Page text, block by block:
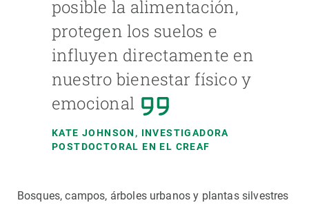
posible la alimentación,
protegen los suelos e
influyen directamente en
nuestro bienestar físico y
emocional
KATE JOHNSON, INVESTIGADORA
POSTDOCTORAL EN EL CREAF
Bosques, campos, árboles urbanos y plantas silvestres